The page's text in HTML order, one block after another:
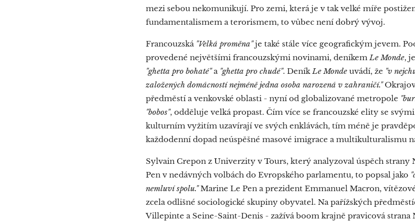
mezi sebou nekomunikují. Pro zemi, která je v tak velké míře
fundamentalismem a terorismem, to vůbec není dobrý vývoj.
Francouzská "Velká proměna"je také stále více geografickým jevem.
provedené největšími francouzskými novinami, deníkemLe Monde,
"ghetta pro bohaté"a "ghetta pro chudé". DeníkLe Mondeuvádí, že "v
založených domácností nejméně jedna osoba narozená v zahraničí."
předměstí a venkovské oblasti - nyní od globalizované metropole
"bobos", odděluje velká propast. Čím více se francouzské elity se
kulturním vyžitím uzavírají ve svých enklávách, tím méně je
každodenní dopad neúspěšné masové imigrace a multikulturalismu
Sylvain Crepon z Univerzity v Tours, který analyzoval úspěch strany
Pen v nedávných volbách do Evropského parlamentu, to popsal jako
nemluví spolu."Marine Le Pen a prezident Emmanuel Macron,
zcela odlišné sociologické skupiny obyvatel. Na pařížských
Villepinte a Seine-Saint-Denis - zažívá boom krajně pravicová strana